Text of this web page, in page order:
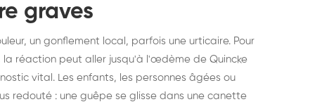
graves
un gonflement local, parfois une urticaire. Pour
la réaction peut aller jusqu'à l'œdème de Quincke
vital. Les enfants, les personnes âgées ou
redouté : une guêpe se glisse dans une canette